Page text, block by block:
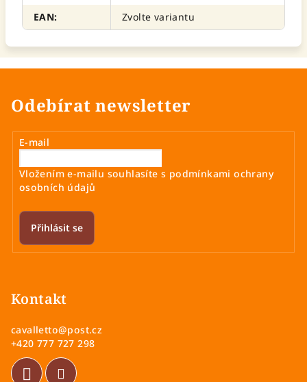
EAN: Zvolte variantu
Odebírat newsletter
E-mail
Vložením e-mailu souhlasíte s podmínkami ochrany
osobních údajů
Přihlásit se
Kontakt
cavalletto@post.cz
+420 777 727 298